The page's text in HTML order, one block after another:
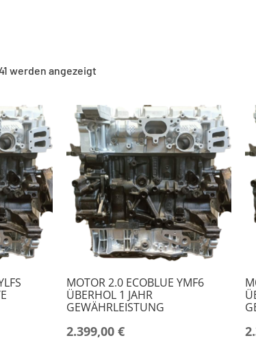
werden angezeigt
MOTOR 2.0 ECOBLUE YMF6
ÜBERHOL 1 JAHR
GEWÄHRLEISTUNG
2.399,00 €